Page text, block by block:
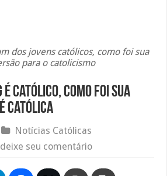
dos jovens católicos, como foi sua
para o catolicismo
católico, como foi sua
católica
Notícias Católicas
seu comentário